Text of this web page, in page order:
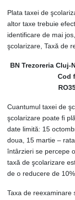
Plata taxei de
altor taxe trebuie
identificare de mai
şcolarizare, Taxă de
BN Trezoreria
Cod
Cuantumul taxei de
şcolarizare poate fi
date limită: 15
doua, 15 martie –
întârzieri se percepe
taxă de şcolarizare
de o reducere de 10%.
Taxa de reexaminare